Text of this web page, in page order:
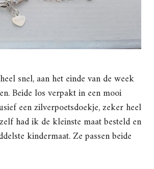
snel, aan het einde van de week
Beide los verpakt in een mooi
een zilverpoetsdoekje, zeker heel
had ik de kleinste maat besteld en
kindermaat. Ze passen beide